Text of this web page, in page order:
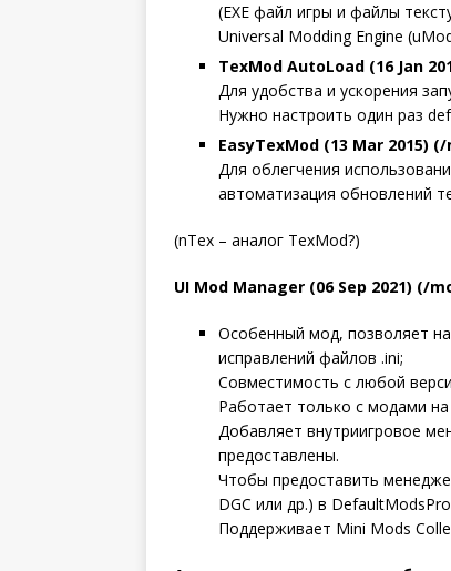
(EXE файл игры и файлы
Universal Modding Engine
TexMod AutoLoad (16 Jan
Для удобства и ускорения
Нужно настроить один раз
EasyTexMod (13 Mar 2015)
Для облегчения
автоматизация обновлений
(nTex – аналог TexMod?)
UI Mod Manager (06 Sep 2021) (/
Особенный мод, позволяет
исправлений файлов .ini;
Совместимость с любой
Работает только с модами
Добавляет внутриигровое
предоставлены.
Чтобы предоставить
DGC или др.) в
Поддерживает Mini Mods